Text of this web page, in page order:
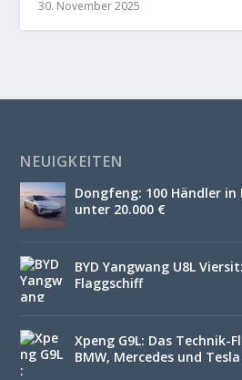
30. November 2025
NEUIGKEITEN
Dongfeng: 100 Händler in
unter 20.000 €
BYD Yangwang U8L
Flaggschiff
Xpeng G9L: Das
BMW, Mercedes und